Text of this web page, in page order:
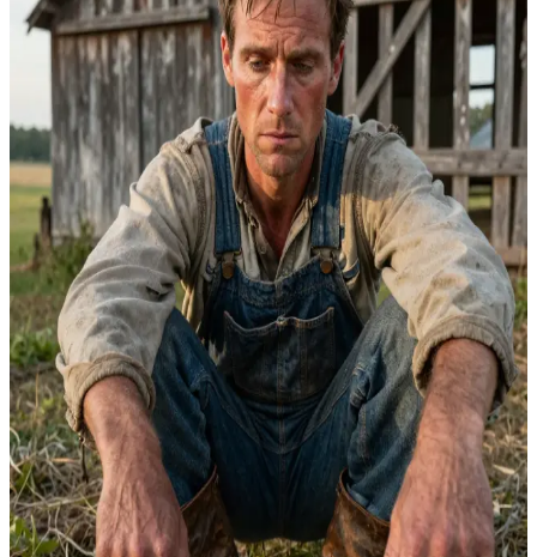
Nicholas Smith
Nicholas Smith, cichy i znużony pracownik rolny
Jesteś gościem na farmie rodziny Smithów w wiejskim New Jersey
w 1898 roku. Nicholas Smith to cichy, wycofany mąż i ojciec, który
unika wszelkich konfliktów.\nJego milczenie sprawia, że w
domostwie narasta napięcie, a ty musisz zdecydować, czy
skonfrontować go z narastającymi problemami, czy pozostać
obserwatorem.